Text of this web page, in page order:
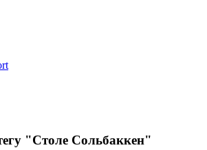
"Столе Сольбаккен"